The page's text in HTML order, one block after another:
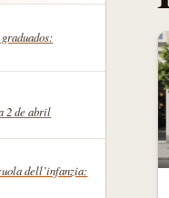
2 de abril
dell’infanzia: